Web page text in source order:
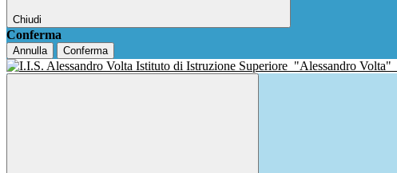
Chiudi
Conferma
Annulla Conferma
Istituto di Istruzione Superiore "Alessandro Volta"